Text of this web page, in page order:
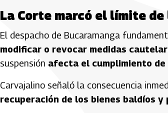
La Corte marcó el límite
El despacho de Bucaramanga
modificar o revocar medidas
suspensión afecta el cumplimiento
Carvajalino señaló la consecuencia
recuperación de los bienes baldíos y